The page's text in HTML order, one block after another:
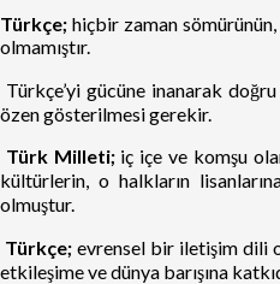
Türkçe; hiçbir zaman
olmamıştır.
Türkçe’yi gücüne inanarak
özen gösterilmesi gerekir.
Türk Milleti;iç içe ve komşu
kültürlerin, o halkların
olmuştur.
Türkçe; evrensel bir iletişim dili
etkileşime ve dünya barışına